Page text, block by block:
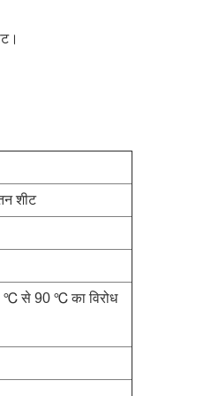
शीट
℃ से 90 ℃ का विरोध